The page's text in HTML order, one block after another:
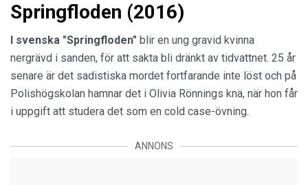
Springfloden (2016)
I svenska "Springfloden" blir en ung gravid kvinna
nergrävd i sanden, för att sakta bli dränkt av tidvattnet. 25 år
senare är det sadistiska mordet fortfarande inte löst och på
Polishögskolan hamnar det i Olivia Rönnings knä, när hon får
i uppgift att studera det som en cold case-övning.
ANNONS